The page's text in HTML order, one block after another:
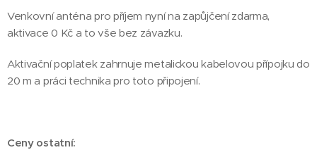
Venkovní anténa pro příjem nyní na zapůjčení zdarma,
aktivace 0 Kč a to vše bez závazku.
Aktivační poplatek zahrnuje metalickou kabelovou přípojku do
20 m a práci technika pro toto připojení.
Ceny ostatní: